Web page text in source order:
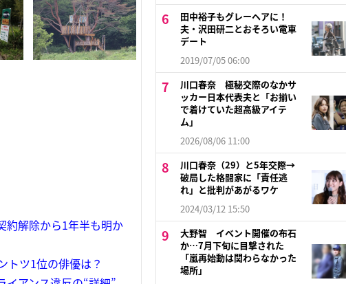
約解除から1年半も明か
トツ1位の俳優は？
田中裕子もグレーヘアに！
夫・沢田研二とおそろい電車
デート
2019/07/05 06:00
川口春奈 極秘交際のなかサ
ッカー日本代表夫と「お揃い
で着けていた超高級アイテ
ム」
2026/08/06 11:00
川口春奈（29）と5年交際→
破局した格闘家に「責任逃
れ」と批判があがるワケ
2024/03/12 15:50
大野智 イベント開催の布石
か…7月下旬に目撃された
「嵐再始動は関わらなかった
場所」